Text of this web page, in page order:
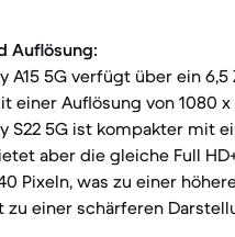
Auflösung:
A15 5G verfügt über ein
einer Auflösung von 1080 x
S22 5G ist kompakter mit
aber die gleiche Full
Pixeln, was zu einer
zu einer schärferen